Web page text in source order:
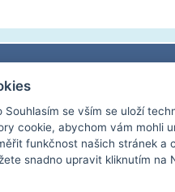
Štěpánská 1286/8
120 00 Praha 2
IČ: 47610361
Souhlasím se vším se uloží
cookie, abychom vám mohli
funkčnost našich stránek a
snadno upravit kliknutím na